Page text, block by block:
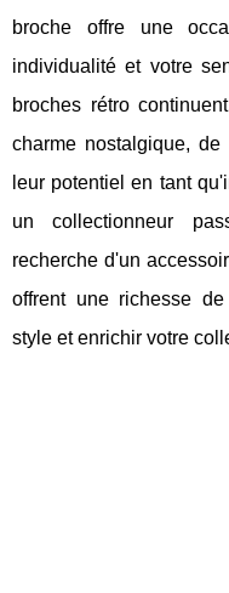
broche offre une
individualité et votre
broches rétro
charme nostalgique,
leur potentiel en tant
un collectionneur
recherche d'un
offrent une richesse
style et enrichir votre